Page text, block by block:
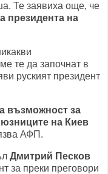
Те заявиха още, че
президента на
те да започнат в
руският президент
възможност за
на Киев
АФП.
Дмитрий Песков
за преки преговори